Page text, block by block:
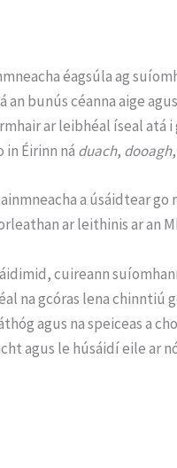
éagsúla ag
an bunús céanna aige
ar leibhéal íseal atá
in Éirinn ná duach, dooagh,
a úsáidtear go
ar leithinis ar an
cuireann
na gcóras lena chinntiú
agus na speiceas a
agus le húsáidí eile ar